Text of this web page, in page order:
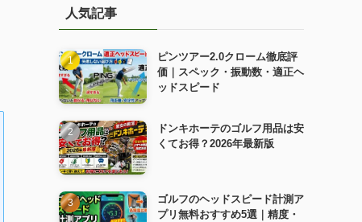
人気記事
ピンツアー2.0クローム徹底評
価｜スペック・振動数・適正ヘ
ッドスピード
ドンキホーテのゴルフ用品は安
くてお得？2026年最新版
ゴルフのヘッドスピード計測ア
プリ無料おすすめ5選｜精度・